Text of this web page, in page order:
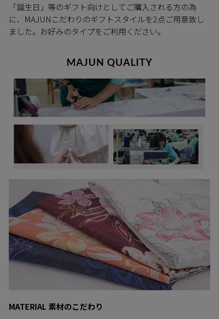
「誕生日」等のギフト向けとしてご購入される方の為
に、MAJUNこだわりのギフトスタイルを2点ご用意致し
ました。お好みのタイプをご利用ください。
MAJUN QUALITY
MATERIAL 素材のこだわり